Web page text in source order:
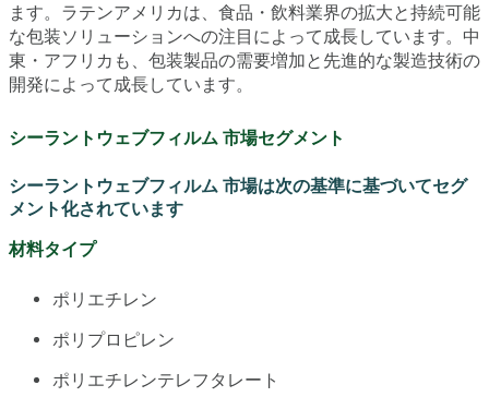
ます。ラテンアメリカは、食品・飲料業界の拡大と持続可能
な包装ソリューションへの注目によって成長しています。中
東・アフリカも、包装製品の需要増加と先進的な製造技術の
開発によって成長しています。
シーラントウェブフィルム 市場セグメント
シーラントウェブフィルム 市場は次の基準に基づいてセグ
メント化されています
材料タイプ
ポリエチレン
ポリプロピレン
ポリエチレンテレフタレート